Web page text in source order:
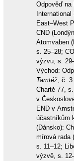
Odpověď na
East–West
CND
Atomvaben
s. 25–28;
výzvu, s.
Východ:
Tamtéž, č. 3
Chartě 77,
v
END v
účastníkům
(Dánsko):
mírová rada
s. 11–12;
výzvě, s.